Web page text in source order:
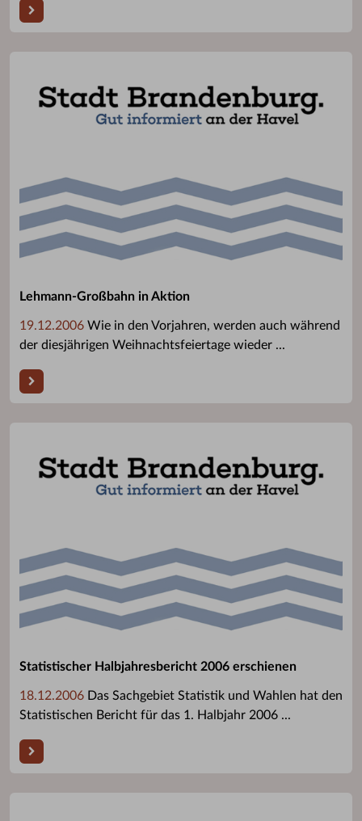
Lehmann-Großbahn in Aktion
19.12.2006 Wie in den Vorjahren, werden auch während
der diesjährigen Weihnachtsfeiertage wieder ...
Statistischer Halbjahresbericht 2006 erschienen
18.12.2006 Das Sachgebiet Statistik und Wahlen hat den
Statistischen Bericht für das 1. Halbjahr 2006 ...